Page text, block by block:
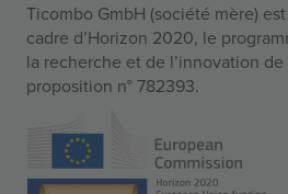
Ticombo GmbH (société mère)
cadre d’Horizon 2020, le
la recherche et de l’innovation de
proposition n° 782393.